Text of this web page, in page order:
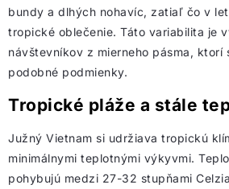
bundy a dlhých nohavíc, zatiaľ čo v
tropické oblečenie. Táto variabilita je
návštevníkov z mierneho pásma, ktorí
podobné podmienky.
Tropické pláže a stále
Južný Vietnam si udržiava tropickú
minimálnymi teplotnými výkyvmi.
pohybujú medzi 27-32 stupňami